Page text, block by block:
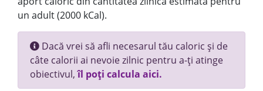
un adult (2000 kCal).
Dacă vrei să afli necesarul tău caloric și de
câte calorii ai nevoie zilnic pentru a-ți atinge
obiectivul,îl poți calcula aici.